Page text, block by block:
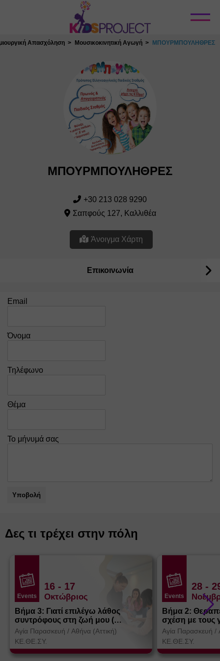
Κλείσιμο
Απασχόληση Μουσικοκινητική Αγωγή ΜΠΟΥΡΜΠΟΥΛΗΘΡΕΣ
ΜΠΟΥΡΜΠΟΥΛΗΘΡΕΣ
+30 213 028 9290
Σαπφούς 127, Καλλιθέα
Άνοιγμα Χάρτη
Επικοινωνία
Email
Όνομα
Τηλέφωνο
Θέμα
Το μήνυμά σας
Υποβολή
Δες τι τρέχει στην πόλη
Events
16 - 17
Οκτώβριος
Βήμα 3: Γιατί επιλέγω λάθος
συντρόφους στη ζωή μου (
Θεσσαλονίκη)
Αγία Παρασκευή / Αθήνα (Αττική)
ΚΕ.ΘΕ.ΣΥ.
Events
28 -
Βήμα 2:
σχέση με τους
Αγία Παρασκευή /
ΚΕ.ΘΕ.ΣΥ.